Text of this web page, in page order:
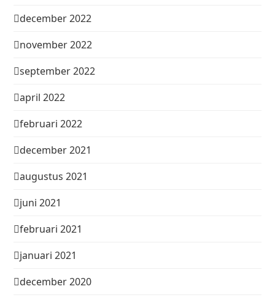
december 2022
november 2022
september 2022
april 2022
februari 2022
december 2021
augustus 2021
juni 2021
februari 2021
januari 2021
december 2020